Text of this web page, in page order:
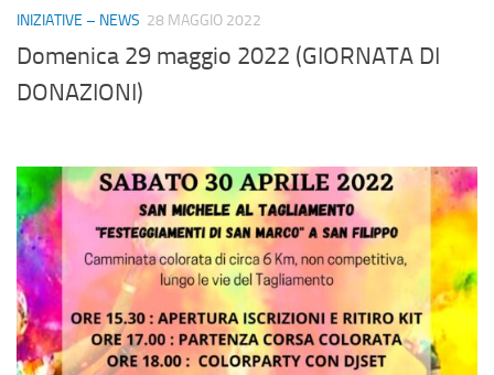
INIZIATIVE – NEWS 28 MAGGIO 2022
Domenica 29 maggio 2022 (GIORNATA DI
DONAZIONI)